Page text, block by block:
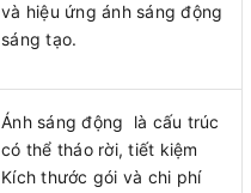
và hiệu ứng ánh sáng động
sáng tạo.
Ánh sáng động là cấu trúc
có thể tháo rời, tiết kiệm
Kích thước gói và chi phí